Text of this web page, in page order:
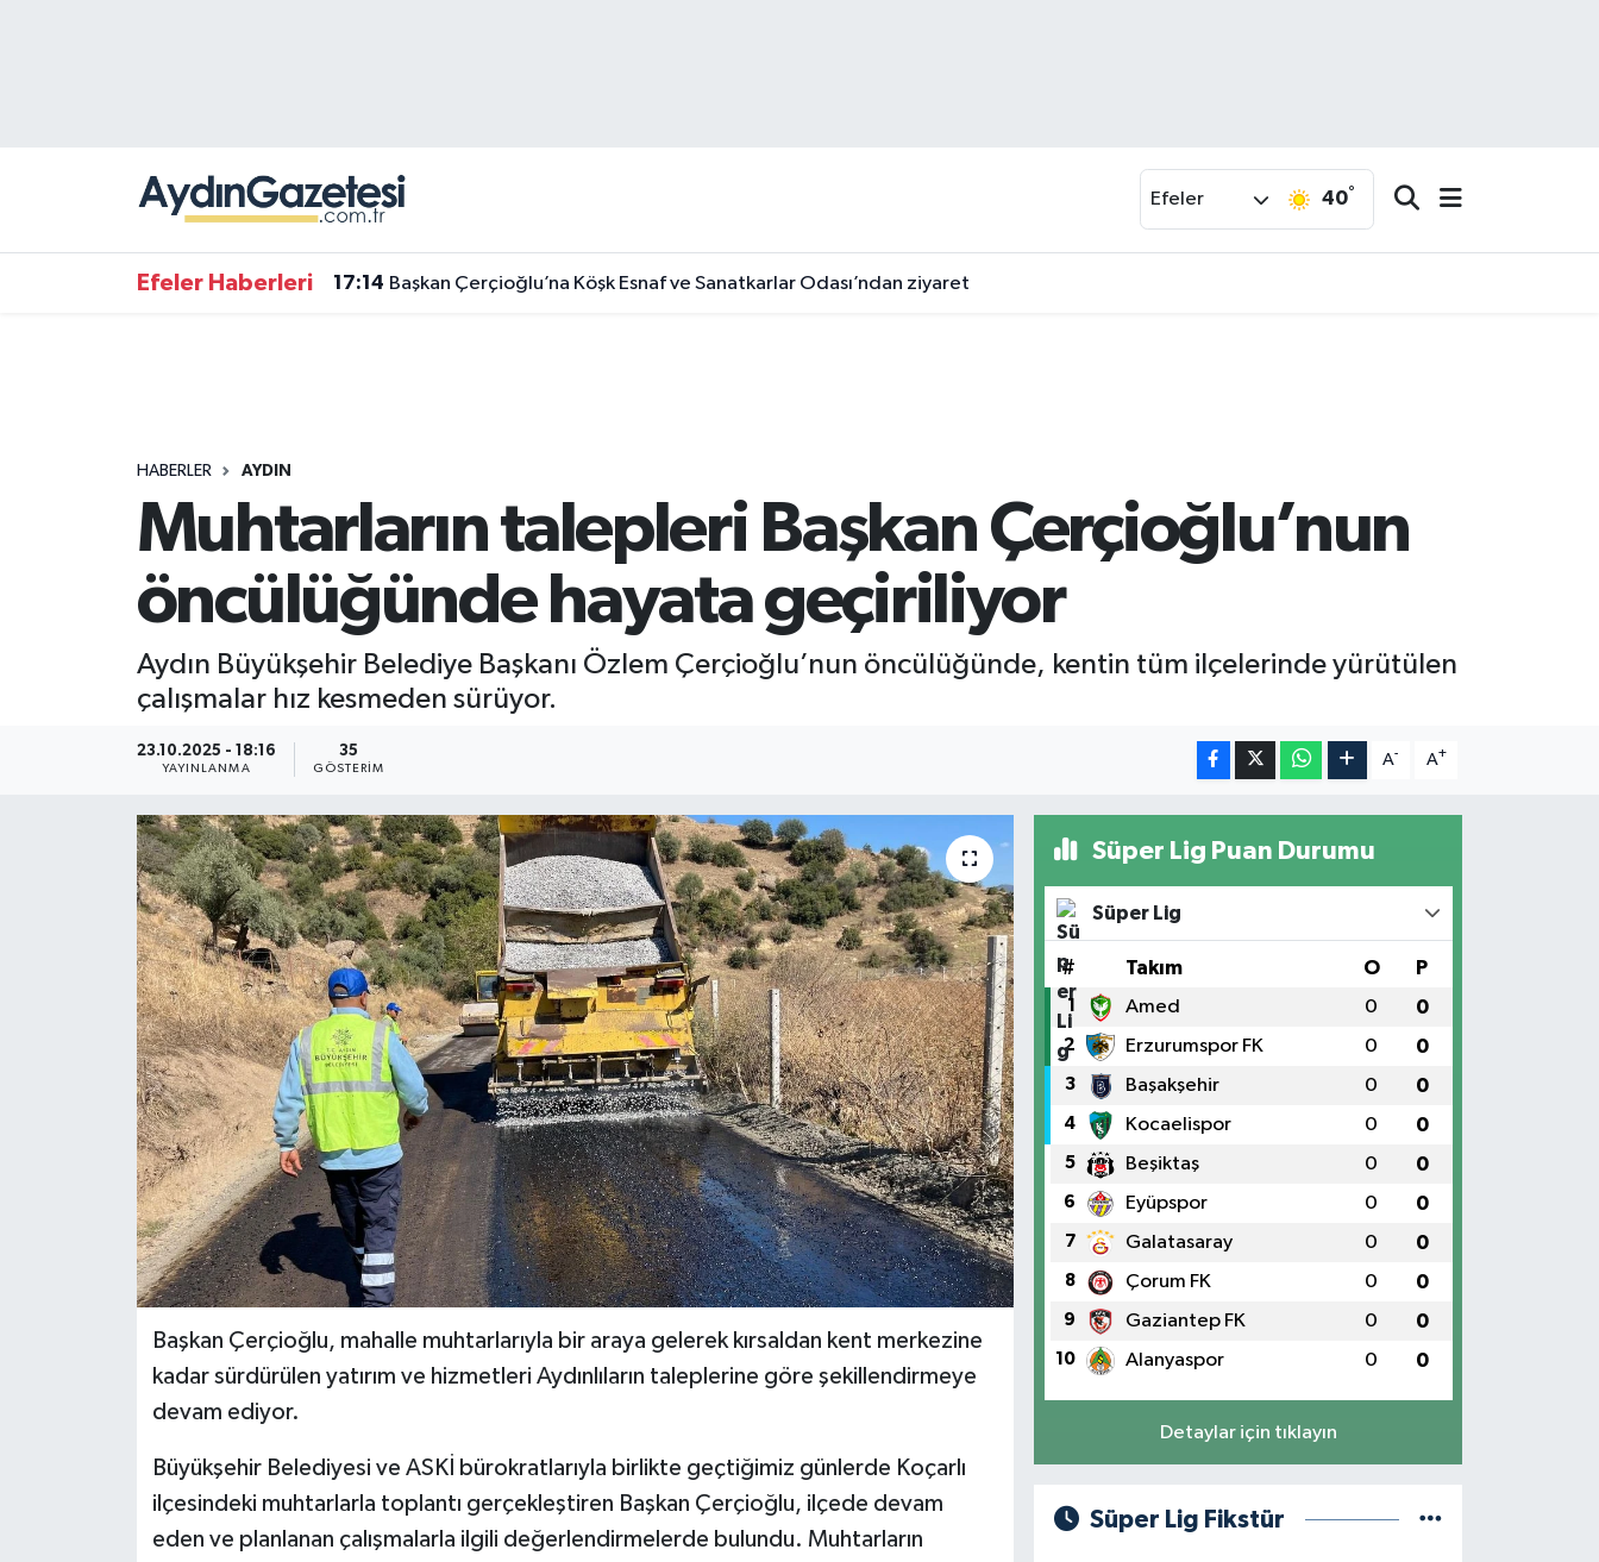
Efeler 40°
Efeler Haberleri 17:14 Başkan Çerçioğlu’na Köşk Esnaf ve Sanatkarlar Odası’ndan ziyaret
HABERLER AYDIN
Muhtarların talepleri Başkan Çerçioğlu’nun
öncülüğünde hayata geçiriliyor
Aydın Büyükşehir Belediye Başkanı Özlem Çerçioğlu’nun öncülüğünde, kentin tüm ilçelerinde yürütülen
çalışmalar hız kesmeden sürüyor.
23.10.2025 - 18:16
YAYINLANMA
35
GÖSTERIM
A- A+
Başkan Çerçioğlu, mahalle muhtarlarıyla bir araya gelerek kırsaldan kent merkezine
kadar sürdürülen yatırım ve hizmetleri Aydınlıların taleplerine göre şekillendirmeye
devam ediyor.
Büyükşehir Belediyesi ve ASKİ bürokratlarıyla birlikte geçtiğimiz günlerde Koçarlı
ilçesindeki muhtarlarla toplantı gerçekleştiren Başkan Çerçioğlu, ilçede devam
eden ve planlanan çalışmalarla ilgili değerlendirmelerde bulundu. Muhtarların
Süper Lig Puan Durumu
Süper Lig
# Takım O P
1 Amed 0 0
2 Erzurumspor FK 0 0
3 Başakşehir 0 0
4 Kocaelispor 0 0
5 Beşiktaş 0 0
6 Eyüpspor 0 0
7 Galatasaray 0 0
8 Çorum FK 0 0
9 Gaziantep FK 0 0
10 Alanyaspor 0 0
Detaylar için tıklayın
Süper Lig Fikstür
Süper Lig Puan Durumu ve Fikstür
Tüm Manşetler